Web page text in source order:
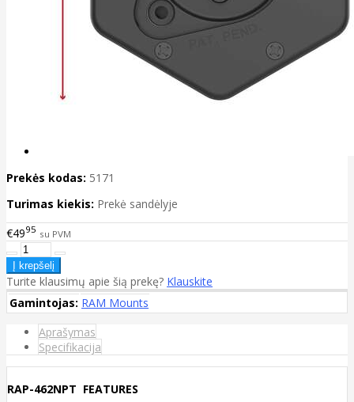
Prekės kodas: 5171
Turimas kiekis: Prekė sandėlyje
€4995 su PVM
Turite klausimų apie šią prekę? Klauskite
Gamintojas: RAM Mounts
Aprašymas
Specifikacija
RAP-462NPT FEATURES